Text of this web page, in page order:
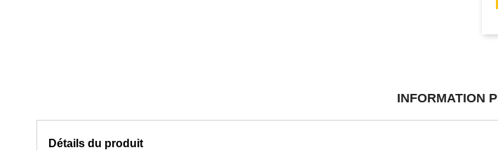
INFORMATION
Détails du produit